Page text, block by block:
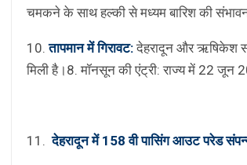
चमकने के साथ हल्की से मध्यम बारिश की
10.तापमान में गिरावट:देहरादून और ऋषिकेश
मिली है।8. मॉनसून की एंट्री: राज्य में 22
11.देहरादून में 158 वी पासिंग आउट परेड